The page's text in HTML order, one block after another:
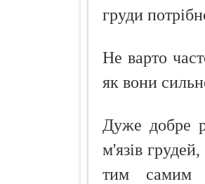
груди
Не варто
як вони
Дуже добре
м'язів
тим самим